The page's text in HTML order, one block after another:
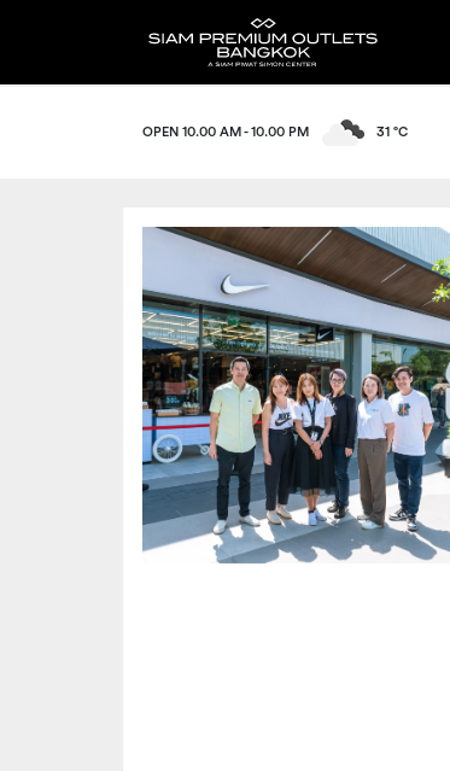
OPEN 10.00 AM - 10.00 PM 31 °C